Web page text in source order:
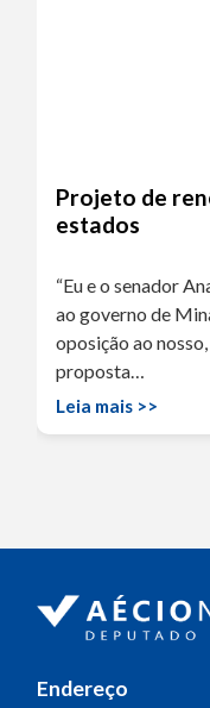
Projeto de
estados
“Eu e o senador
ao governo de
oposição ao
proposta…
Leia mais >>
Endereço